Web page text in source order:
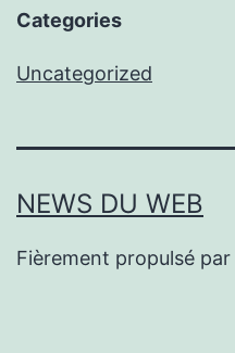
Categories
Uncategorized
NEWS DU WEB
Fièrement propulsé par